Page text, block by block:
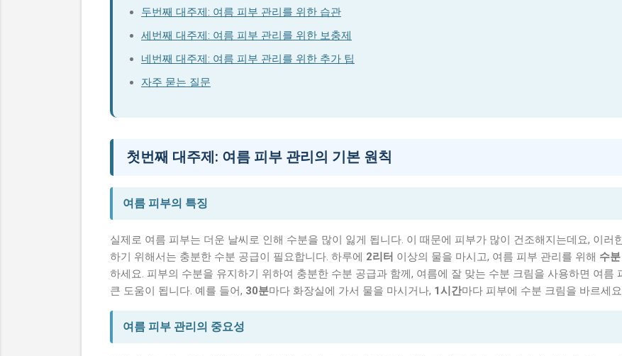
두번째 대주제: 여름 피부 관리를 위한 습관
세번째 대주제: 여름 피부 관리를 위한 보충제
네번째 대주제: 여름 피부 관리를 위한 추가 팁
자주 묻는 질문
첫번째 대주제: 여름 피부 관리의 기본 원칙
여름 피부의 특징
실제로 여름 피부는 더운 날씨로 인해 수분을 많이 잃게 됩니다. 이 때문에 피부가 많이 건조해지는데요, 이러
하기 위해서는 충분한 수분 공급이 필요합니다. 하루에 2리터 이상의 물을 마시고, 여름 피부 관리를 위해 수
하세요. 피부의 수분을 유지하기 위하여 충분한 수분 공급과 함께, 여름에 잘 맞는 수분 크림을 사용하면 여름
큰 도움이 됩니다. 예를 들어, 30분마다 화장실에 가서 물을 마시거나, 1시간마다 피부에 수분 크림을 바르세
여름 피부 관리의 중요성